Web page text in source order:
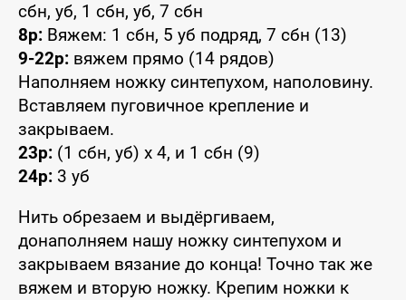
сбн, уб, 1 сбн, уб, 7 сбн
8р: Вяжем: 1 сбн, 5 уб подряд, 7 сбн (13)
9-22р: вяжем прямо (14 рядов)
Наполняем ножку синтепухом, наполовину.
Вставляем пуговичное крепление и
закрываем.
23р: (1 сбн, уб) x 4, и 1 сбн (9)
24р: 3 уб
Нить обрезаем и выдёргиваем,
донаполняем нашу ножку синтепухом и
закрываем вязание до конца! Точно так же
вяжем и вторую ножку. Крепим ножки к